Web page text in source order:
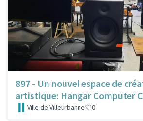
897 - Un nouvel espace de
artistique: Hangar Computer
Ville de Villeurbanne 0